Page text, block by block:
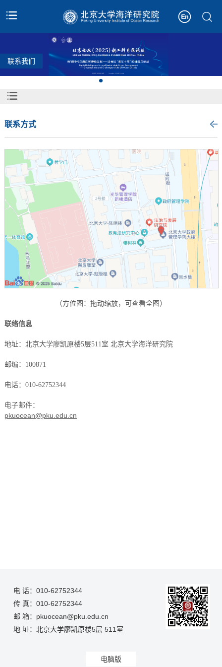
联系我们
联系方式
（方位图：拖动缩放，可查看全图）
联络信息
地址：北京大学廖凯原楼5层511室 北京大学海洋研究院
邮编：100871
电话：010-62752344
电子邮件：
pkuocean@pku.edu.cn
电 话：010-62752344
传 真：010-62752344
邮 箱：pkuocean@pku.edu.cn
地 址：北京大学廖凯原楼5层 511室
电脑版